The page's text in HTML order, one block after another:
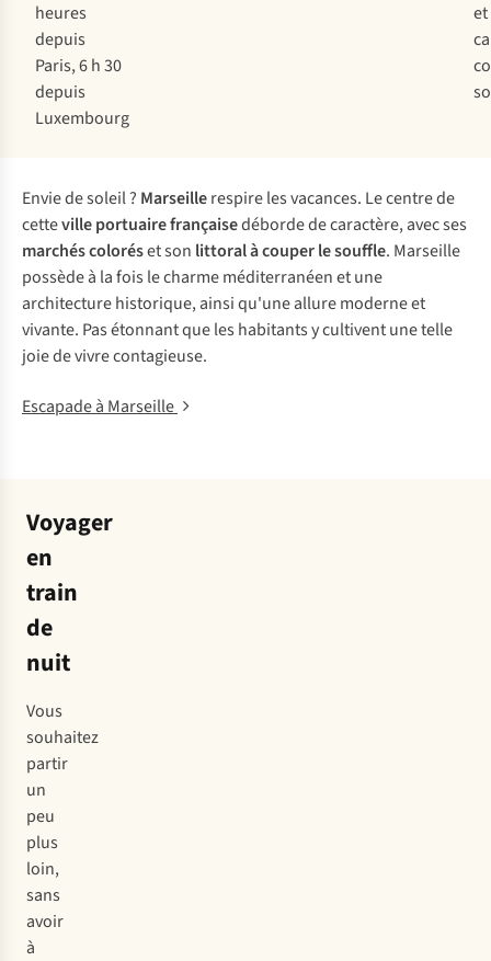
heures
depuis
Paris, 6 h 30
depuis
Luxembourg
et
Envie de soleil ? Marseillerespire les vacances. Le centre de
cetteville portuaire françaisedéborde de caractère, avec ses
marchés coloréset son littoral à couper le souffle. Marseille
possède à la fois le charme méditerranéen et une
architecture historique, ainsi qu'une allure moderne et
vivante. Pas étonnant que les habitants y cultivent une telle
joie de vivre contagieuse.
Escapade à Marseille
Voyager
en
train
de
nuit
Vous
souhaitez
partir
un
peu
plus
loin,
sans
avoir
à